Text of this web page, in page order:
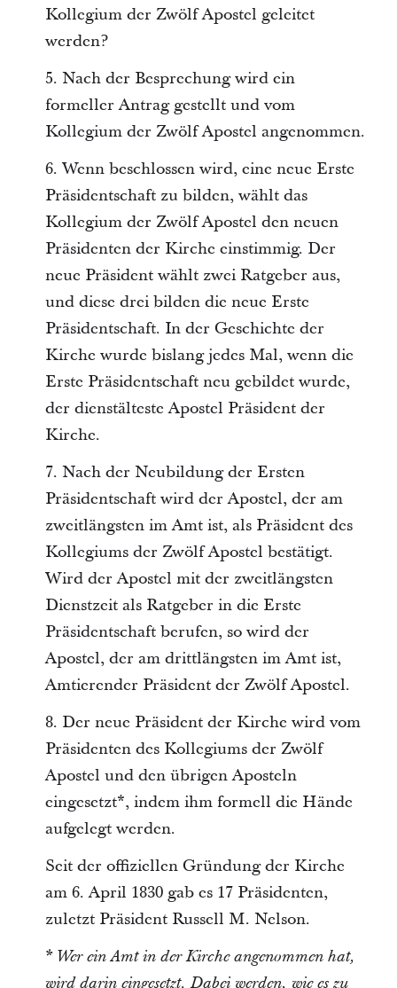
Kollegium der Zwölf Apostel geleitet
werden?
5. Nach der Besprechung wird ein
formeller Antrag gestellt und vom
Kollegium der Zwölf Apostel angenommen.
6. Wenn beschlossen wird, eine neue Erste
Präsidentschaft zu bilden, wählt das
Kollegium der Zwölf Apostel den neuen
Präsidenten der Kirche einstimmig. Der
neue Präsident wählt zwei Ratgeber aus,
und diese drei bilden die neue Erste
Präsidentschaft. In der Geschichte der
Kirche wurde bislang jedes Mal, wenn die
Erste Präsidentschaft neu gebildet wurde,
der dienstälteste Apostel Präsident der
Kirche.
7. Nach der Neubildung der Ersten
Präsidentschaft wird der Apostel, der am
zweitlängsten im Amt ist, als Präsident des
Kollegiums der Zwölf Apostel bestätigt.
Wird der Apostel mit der zweitlängsten
Dienstzeit als Ratgeber in die Erste
Präsidentschaft berufen, so wird der
Apostel, der am drittlängsten im Amt ist,
Amtierender Präsident der Zwölf Apostel.
8. Der neue Präsident der Kirche wird vom
Präsidenten des Kollegiums der Zwölf
Apostel und den übrigen Aposteln
eingesetzt*, indem ihm formell die Hände
aufgelegt werden.
Seit der offiziellen Gründung der Kirche
am 6. April 1830 gab es 17 Präsidenten,
zuletzt Präsident Russell M. Nelson.
* Wer ein Amt in der Kirche angenommen hat,
wird darin eingesetzt. Dabei werden, wie es zu